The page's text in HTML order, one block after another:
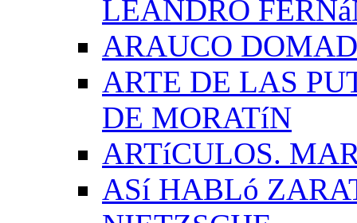
LEANDRO
ARAUCO
ARTE DE LAS
DE MORATíN
ARTíCULOS.
ASí HABLó